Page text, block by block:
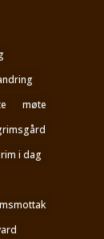
møte
i dag